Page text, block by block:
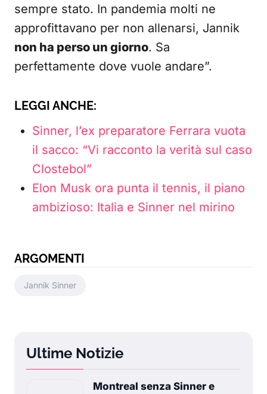
sempre stato. In pandemia molti ne
approfittavano per non allenarsi, Jannik
non ha perso un giorno. Sa
perfettamente dove vuole andare”.
LEGGI ANCHE:
Sinner, l’ex preparatore Ferrara vuota
il sacco: “Vi racconto la verità sul caso
Clostebol”
Elon Musk ora punta il tennis, il piano
ambizioso: Italia e Sinner nel mirino
ARGOMENTI
Jannik Sinner
Ultime Notizie
Montreal senza Sinner e